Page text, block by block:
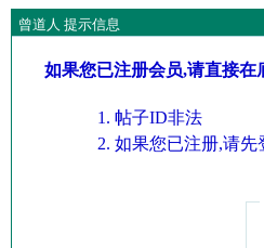
曾道人 提示信息
如果您已注册会员,请直接
帖子ID非法
如果您已注册,请先